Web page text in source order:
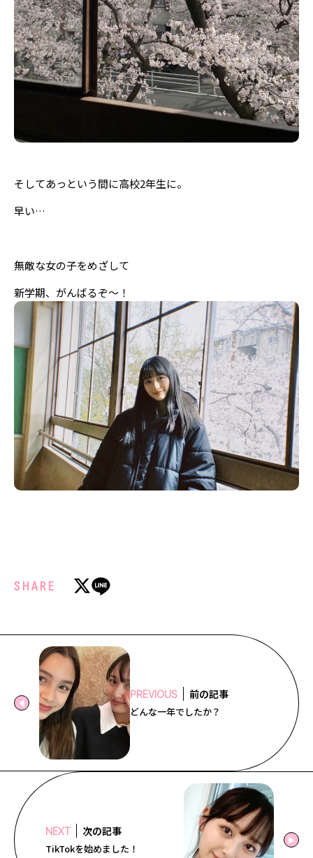
そしてあっという間に高校2年生に。
早い…
無敵な女の子をめざして
新学期、がんばるぞ〜！
SHARE
PREVIOUS 前の記事
どんな一年でしたか？
NEXT 次の記事
TikTokを始めました！